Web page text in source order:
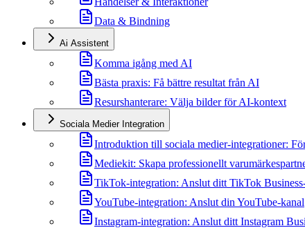
Data & Bindning
Ai Assistent
Komma igång med AI
Bästa praxis: Få bättre resultat från AI
Resurshanterare: Välja bilder för AI-kontext
Sociala Medier Integration
Introduktion till sociala medier-integrationer:
Mediekit: Skapa professionellt
TikTok-integration: Anslut ditt TikTok
YouTube-integration: Anslut din YouTube-kanal
Instagram-integration: Anslut ditt Instagram